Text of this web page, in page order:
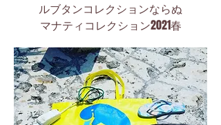
ルブタンコレクションならぬ
マナティコレクション2021春​